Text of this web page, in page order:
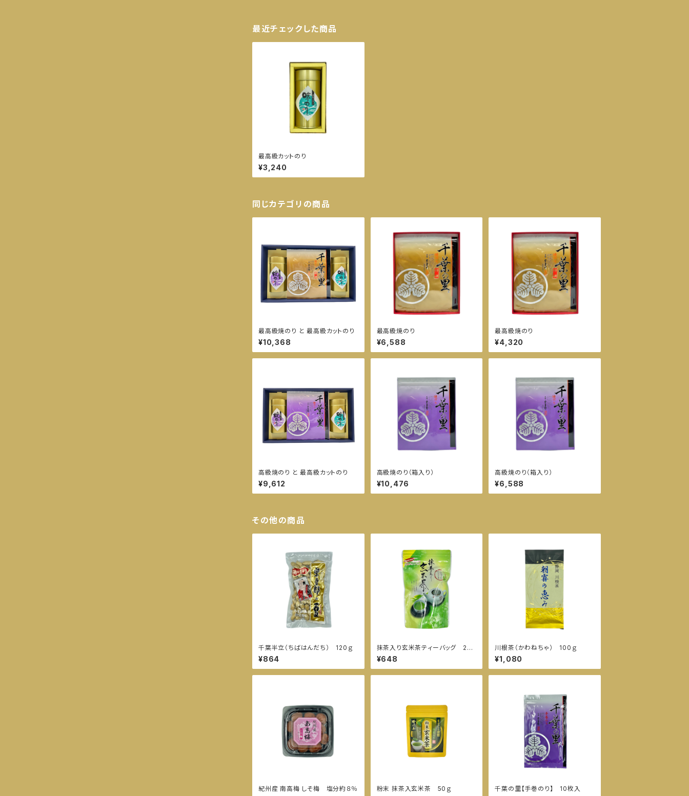
最近チェックした商品
最高級カットのり
¥3,240
同じカテゴリの商品
最高級焼のり と 最高級カットのり
¥10,368
最高級焼のり
¥6,588
最高級焼のり
¥4,320
高級焼のり と 最高級カットのり
¥9,612
高級焼のり（箱入り）
¥10,476
高級焼のり（箱入り）
¥6,588
その他の商品
千葉半立（ちばはんだち） 120ｇ
¥864
抹茶入り玄米茶ティーバッグ 20
袋入
¥648
川根茶（かわねちゃ） 100ｇ
¥1,080
紀州産 南高梅 しそ梅 塩分約８％ 粉末 抹茶入玄米茶 50ｇ 千葉の里【手巻のり】 10枚入